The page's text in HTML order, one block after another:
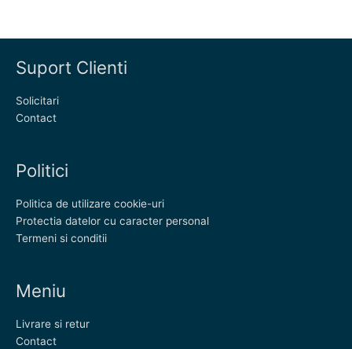
Suport Clienti
Solicitari
Contact
Politici
Politica de utilizare cookie-uri
Protectia datelor cu caracter personal
Termeni si conditii
Meniu
Livrare si retur
Contact